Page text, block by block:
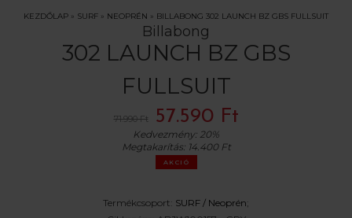
KEZDŐLAP » SURF » NEOPRÉN » BILLABONG 302 LAUNCH BZ GBS FULLSUIT
Billabong
302 LAUNCH BZ GBS
FULLSUIT
71.990 Ft 57.590 Ft
Kedvezmény: 20%
Megtakarítás: 14.400 Ft
AKCIÓ
Termékcsoport: SURF / Neoprén;